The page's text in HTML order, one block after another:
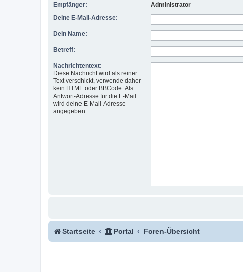
Empfänger:
Administrator
Deine E-Mail-Adresse:
Dein Name:
Betreff:
Nachrichtentext:
Diese Nachricht wird als reiner
Text verschickt, verwende daher
kein HTML oder BBCode. Als
Antwort-Adresse für die E-Mail
wird deine E-Mail-Adresse
angegeben.
Startseite Portal Foren-Übersicht